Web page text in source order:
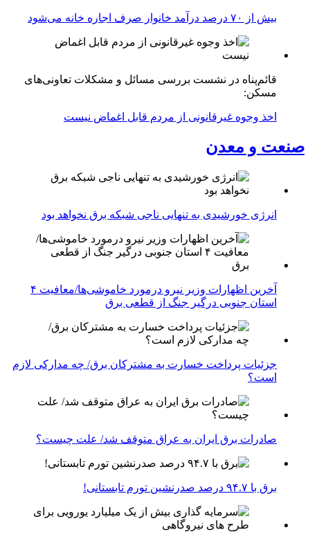
بیش از ۷۰ درصد درآمد خانوار صرف اجاره خانه می‌شود
قائم‌پناه در نشست بررسی مسائل و مشکلات تعاونی‌های
مسکن:
اخذ وجوه غیرقانونی از مردم قابل اغماض نیست
صنعت و معدن
انرژی خورشیدی به تنهایی ناجی شبکه برق نخواهد بود
آخرین اظهارات وزیر نیرو درمورد خاموشی‌ها/معافیت ۴
استان جنوبی درگیر جنگ از قطعی برق
جزئیات پرداخت خسارت به مشترکان برق/ چه مدارکی لازم
است؟
صادرات برق ایران به عراق متوقف شد/ علت چیست؟
برق با ۹۴.۷ درصد صدرنشین تورم تابستانی!